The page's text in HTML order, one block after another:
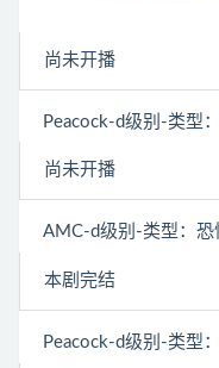
尚未开播
Peacock-d级别-类型
尚未开播
AMC-d级别-类型：
本剧完结
Peacock-d级别-类型